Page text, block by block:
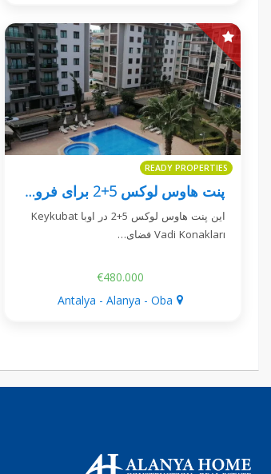
READY PROPERTIES
پنت هاوس لوکس 5+2 برای فروش در اوبا Keykubat Vadi Konakları
این پنت هاوس لوکس 5+2 در اوبا Keykubat
Vadi Konakları فضای…
€480.000
Antalya - Alanya - Oba